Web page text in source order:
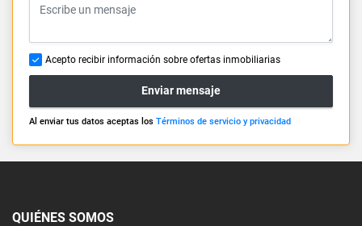
Acepto recibir información sobre ofertas inmobiliarias
Enviar mensaje
Al enviar tus datos aceptas los Términos de servicio y privacidad
QUIÉNES SOMOS